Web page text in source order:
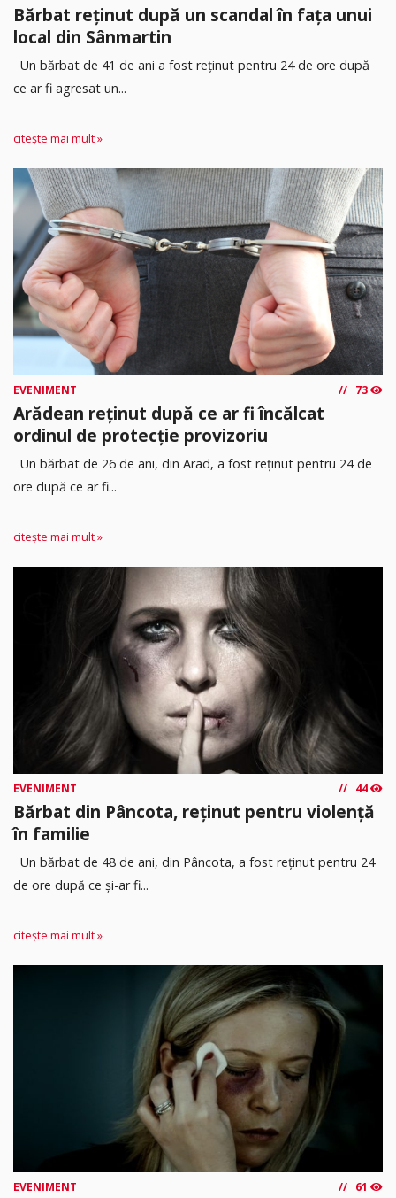
Bărbat reținut după un scandal în fața unui
local din Sânmartin
Un bărbat de 41 de ani a fost reținut pentru 24 de ore după
ce ar fi agresat un...
citește mai mult »
EVENIMENT 73
Arădean reținut după ce ar fi încălcat
ordinul de protecție provizoriu
Un bărbat de 26 de ani, din Arad, a fost reținut pentru 24 de
ore după ce ar fi...
citește mai mult »
EVENIMENT 44
Bărbat din Pâncota, reținut pentru violență
în familie
Un bărbat de 48 de ani, din Pâncota, a fost reținut pentru 24
de ore după ce și-ar fi...
citește mai mult »
EVENIMENT 61